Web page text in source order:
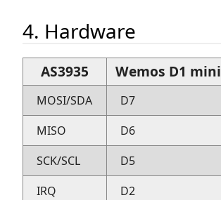
4. Hardware
AS3935 Wemos D1 mini
MOSI/SDA
D7
MISO
D6
SCK/SCL
D5
IRQ
D2